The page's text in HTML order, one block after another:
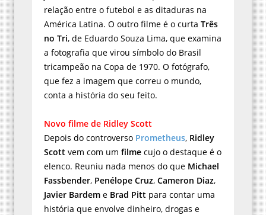
relação entre o futebol e as ditaduras na
América Latina. O outro filme é o curta Três
no Tri, de Eduardo Souza Lima, que examina
a fotografia que virou símbolo do Brasil
tricampeão na Copa de 1970. O fotógrafo,
que fez a imagem que correu o mundo,
conta a história do seu feito.
Novo filme de Ridley Scott
Depois do controverso Prometheus, Ridley
Scott vem com um filme cujo o destaque é o
elenco. Reuniu nada menos do que Michael
Fassbender, Penélope Cruz, Cameron Diaz,
Javier Bardem e Brad Pitt para contar uma
história que envolve dinheiro, drogas e